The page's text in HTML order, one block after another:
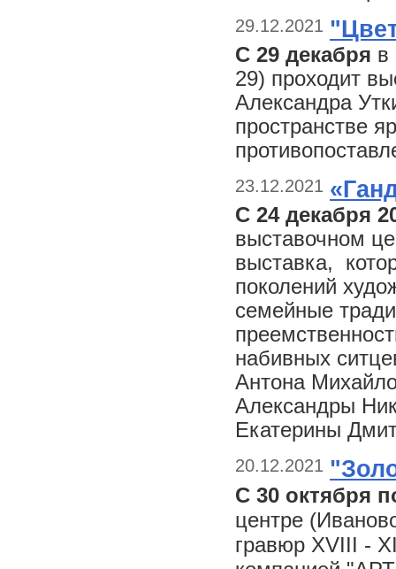
29.12.2021
С 29 декабря в
29) проходит
Александра
пространстве
23.12.2021
С 24 декабря
выставочном
выставка,
поколений
семейные
набивных
Антона
Александры
Екатерины
20.12.2021
С 30 октября
центре
гравюр XVIII -